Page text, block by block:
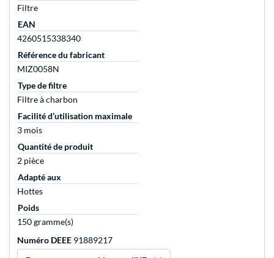
Filtre
EAN
4260515338340
Référence du fabricant
MIZ0058N
Type de filtre
Filtre à charbon
Facilité d’utilisation maximale
3 mois
Quantité de produit
2 pièce
Adapté aux
Hottes
Poids
150 gramme(s)
Numéro DEEE 91889217